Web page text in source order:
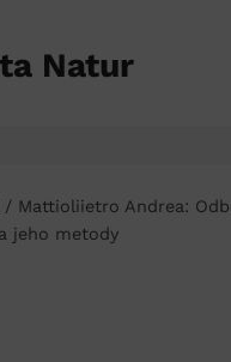
Natur
/ Mattioliietro Andrea:
jeho metody